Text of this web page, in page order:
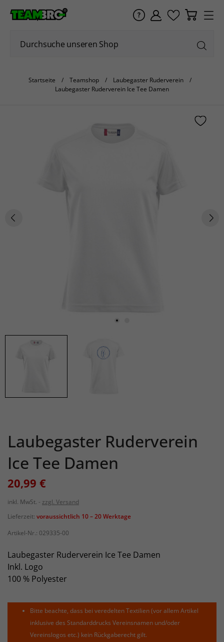
Startseite Teamshop
Laubegaster Ruderverein
Laubegaster Ruderverein Ice Tee Damen
Laubegaster Ruderverein
Ice Tee Damen
20,99 €
inkl. MwSt.
zzgl. Versand
Lieferzeit: voraussichtlich 10 – 20 Werktage
Artikel-Nr.: 029335-00
Laubegaster Ruderverein Ice Tee Damen
Inkl. Logo
100 % Polyester
Bitte beachte, dass bei veredelten Textilien (vor allem Artikel
inklusive des Standarddrucks Vereinsnamen und/oder
Vereinslogos etc.) kein Rückgaberecht gilt.